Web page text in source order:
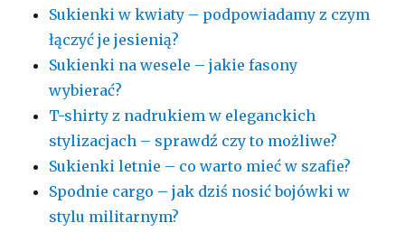
Sukienki w kwiaty – podpowiadamy z czym
łączyć je jesienią?
Sukienki na wesele – jakie fasony
wybierać?
T-shirty z nadrukiem w eleganckich
stylizacjach – sprawdź czy to możliwe?
Sukienki letnie – co warto mieć w szafie?
Spodnie cargo – jak dziś nosić bojówki w
stylu militarnym?